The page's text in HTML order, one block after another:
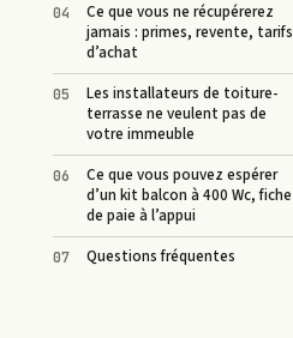
Ce que vous ne récupérerez
jamais : primes, revente, tarifs
d’achat
Les installateurs de toiture-
terrasse ne veulent pas de
votre immeuble
Ce que vous pouvez espérer
d’un kit balcon à 400 Wc, fiche
de paie à l’appui
Questions fréquentes